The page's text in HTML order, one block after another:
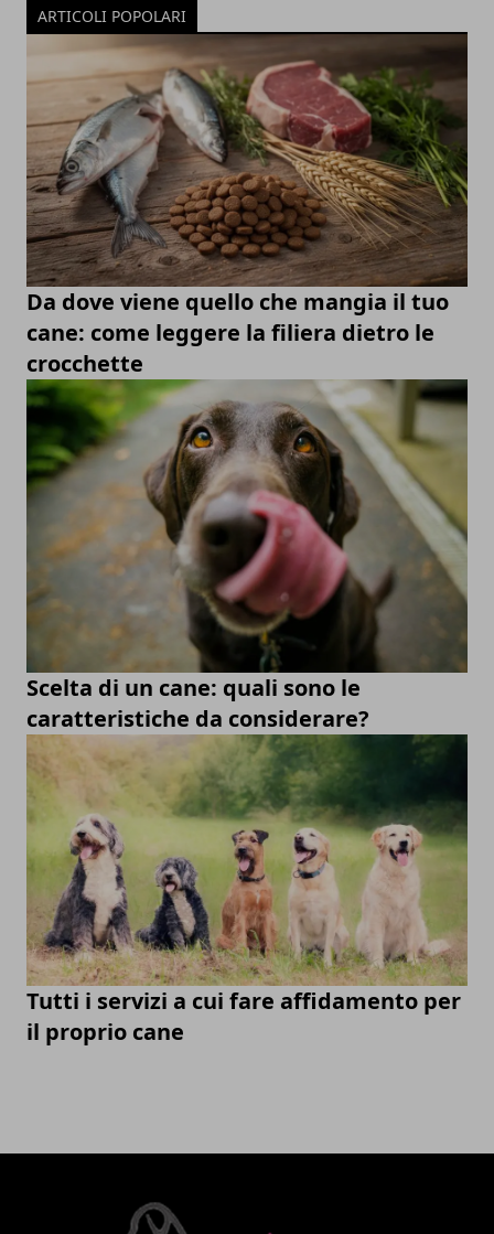
ARTICOLI POPOLARI
Da dove viene quello che mangia il tuo
cane: come leggere la filiera dietro le
crocchette
Scelta di un cane: quali sono le
caratteristiche da considerare?
Tutti i servizi a cui fare affidamento per
il proprio cane